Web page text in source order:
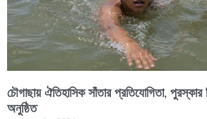
চৌগাছায় ঐতিহাসিক সাঁতার প্রতিযোগিতা,
অনুষ্ঠিত